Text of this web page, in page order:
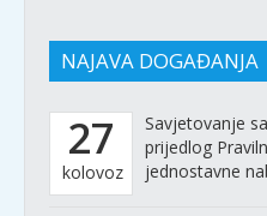
NAJAVA DOGAĐANJA
27
kolovoz
Savjetovanje
prijedlog
jednostavne